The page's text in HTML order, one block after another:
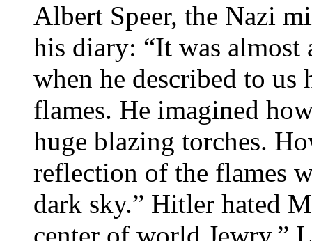
Albert Speer, the Nazi
his diary: “It was
when he described to
flames. He imagined
huge blazing torches.
reflection of the flames
dark sky.” Hitler hated